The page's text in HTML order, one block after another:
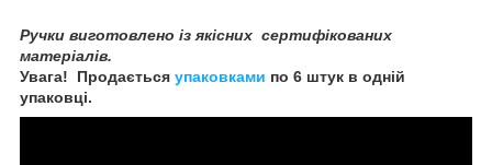
Ручки виготовлено із якісних сертифікованих
матеріалів.
Увага! Продається упаковками по 6 штук в одній
упаковці.